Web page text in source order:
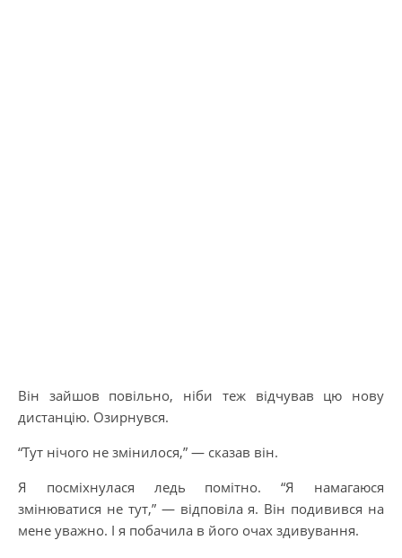
Він зайшов повільно, ніби теж відчував цю нову
дистанцію. Озирнувся.
“Тут нічого не змінилося,” — сказав він.
Я посміхнулася ледь помітно. “Я намагаюся
змінюватися не тут,” — відповіла я. Він подивився на
мене уважно. І я побачила в його очах здивування.